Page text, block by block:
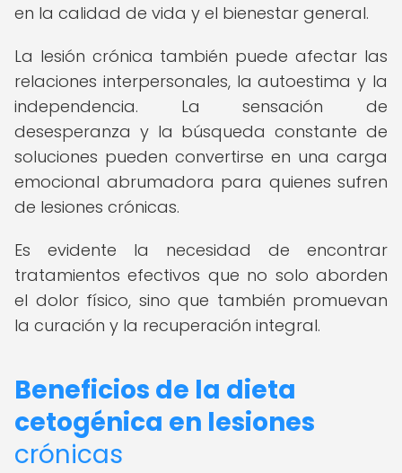
en la calidad de vida y el bienestar general.
La lesión crónica también puede afectar las
relaciones interpersonales, la autoestima y la
independencia. La sensación de
desesperanza y la búsqueda constante de
soluciones pueden convertirse en una carga
emocional abrumadora para quienes sufren
de lesiones crónicas.
Es evidente la necesidad de encontrar
tratamientos efectivos que no solo aborden
el dolor físico, sino que también promuevan
la curación y la recuperación integral.
Beneficios de la dieta
cetogénica en lesiones
crónicas